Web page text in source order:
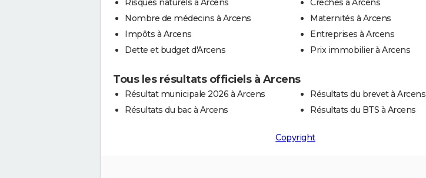
Risques naturels à Arcens
Nombre de médecins à Arcens
Impôts à Arcens
Dette et budget d'Arcens
Crèches à Arcens
Maternités à Arcens
Entreprises à Arcens
Prix immobilier à Arcens
Tous les résultats officiels à Arcens
Résultat municipale 2026 à Arcens
Résultats du bac à Arcens
Résultats du brevet à Arcens
Résultats du BTS à Arcens
Copyright